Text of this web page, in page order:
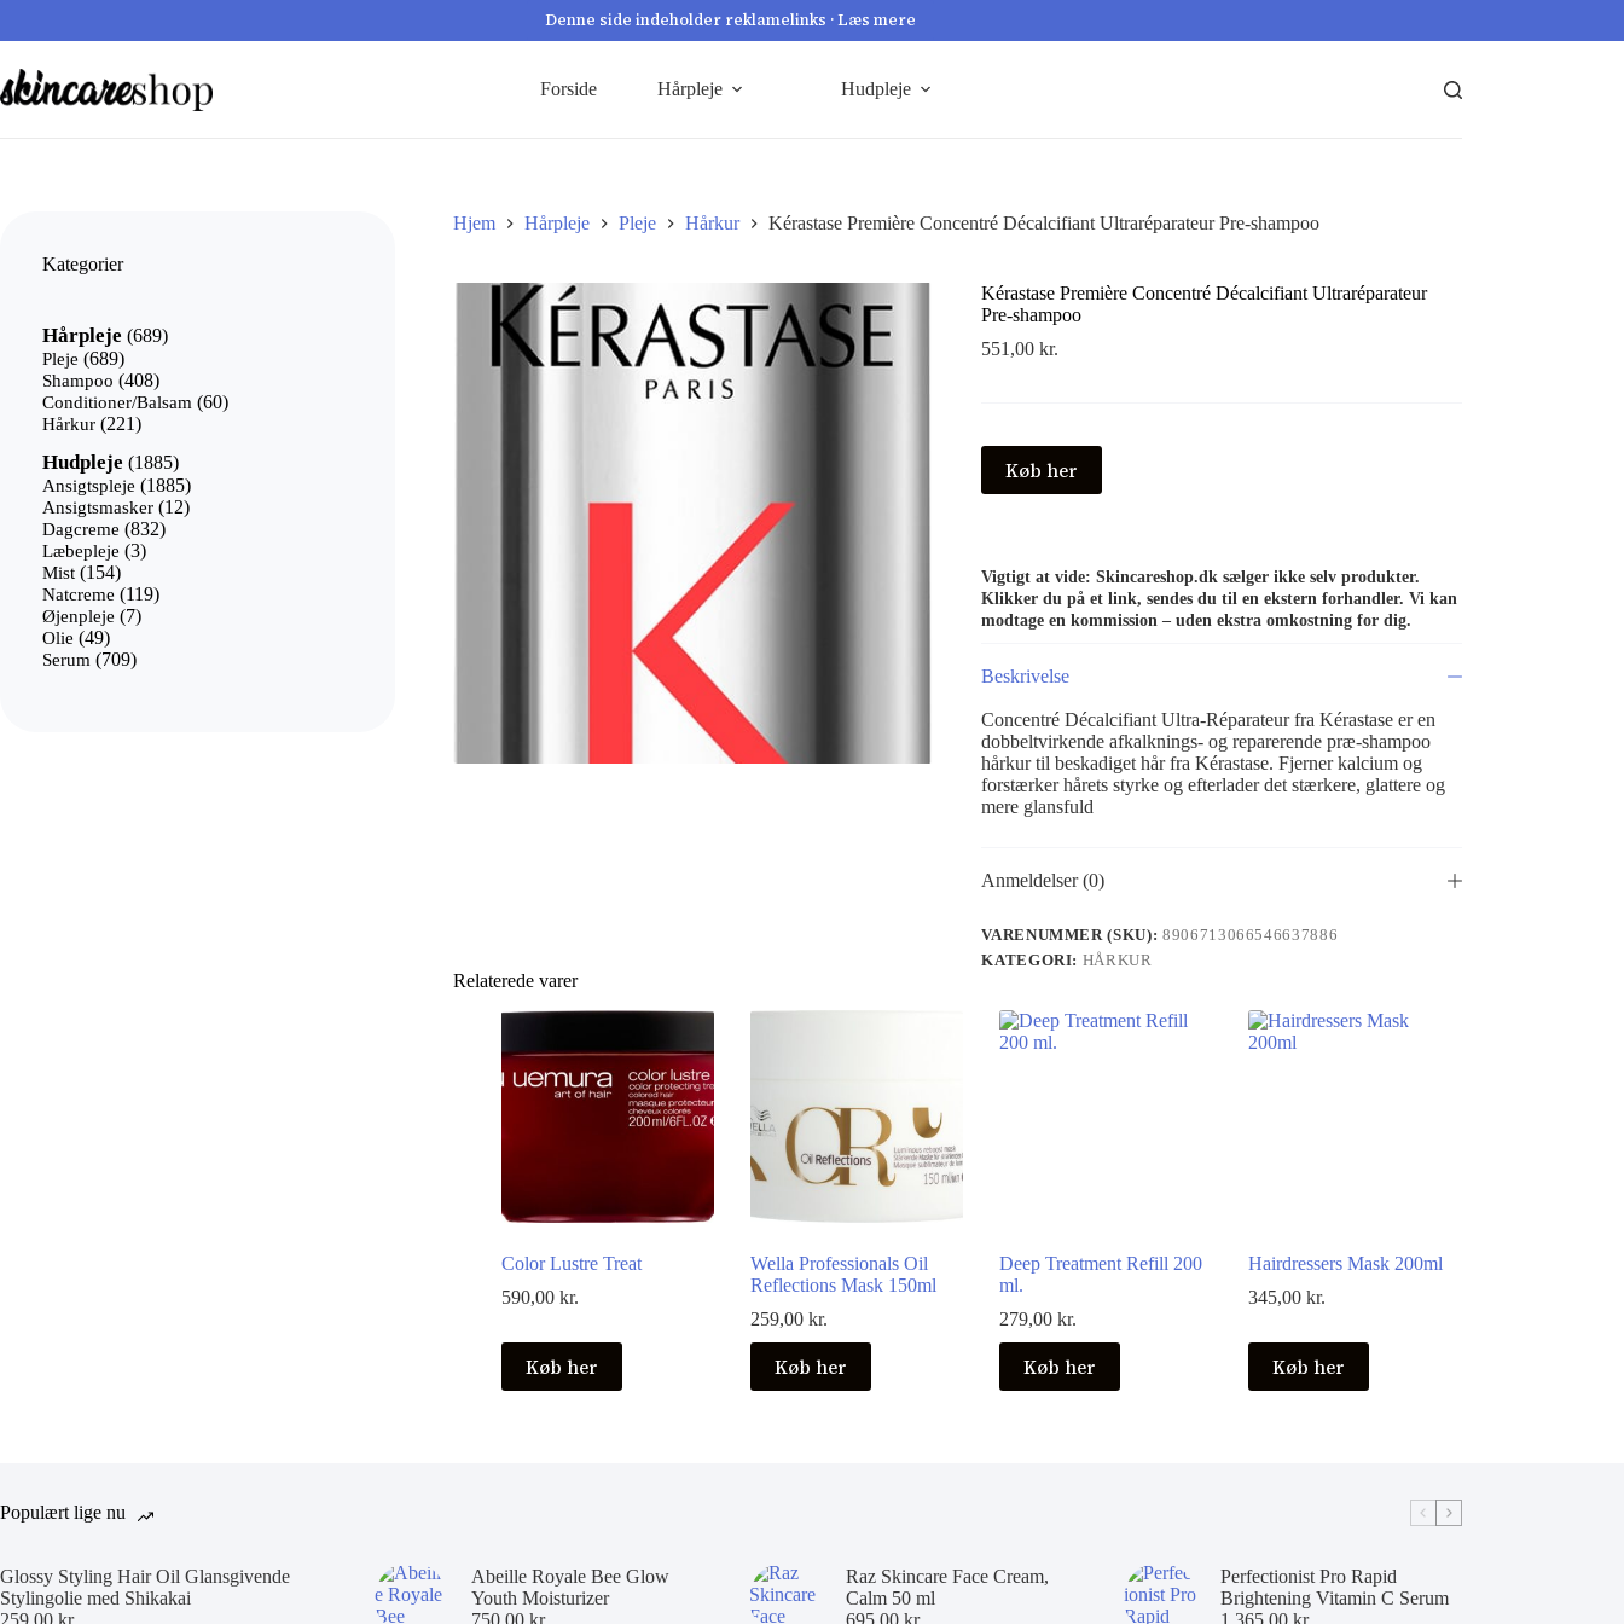
Denne side indeholder reklamelinks · Læs mere
Forside Hårpleje Hudpleje
Hjem Hårpleje Pleje Hårkur Kérastase Première Concentré Décalcifiant Ultraréparateur Pre-shampoo
Kérastase Première Concentré Décalcifiant Ultraréparateur
Pre-shampoo
551,00kr.
Køb her
Vigtigt at vide: Skincareshop.dk sælger ikke selv produkter.
Klikker du på et link, sendes du til en ekstern forhandler. Vi kan
modtage en kommission – uden ekstra omkostning for dig.
Beskrivelse
Concentré Décalcifiant Ultra-Réparateur fra Kérastase er en
dobbeltvirkende afkalknings- og reparerende præ-shampoo
hårkur til beskadiget hår fra Kérastase. Fjerner kalcium og
forstærker hårets styrke og efterlader det stærkere, glattere og
mere glansfuld
Anmeldelser (0)
VARENUMMER (SKU): 8906713066546637886
KATEGORI: HÅRKUR
Relaterede varer
Color Lustre Treat
590,00 kr.
Køb her
Wella Professionals Oil
Reflections Mask 150ml
259,00kr.
Køb her
Deep Treatment Refill 200
ml.
279,00kr.
Køb her
Hairdressers Mask 200ml
345,00kr.
Køb her
Kategorier
Hårpleje 689689
Pleje 689689
varer
Shampoo 408408
varer
Conditioner/Balsam 6060
Hårkur 221221
Hudpleje 18851885
varer
Ansigtspleje 18851885
varer
Ansigtsmasker 1212
Dagcreme 832832
Læbepleje 33
Mist 154154
varer
Natcreme 119119
Øjenpleje 77
Olie 4949
varer
Serum 709709
Populært lige nu
Glossy Styling Hair Oil Glansgivende
Stylingolie med Shikakai
Abeille Royale Bee Glow
Youth Moisturizer
Raz Skincare Face Cream,
Calm 50 ml
Perfectionist Pro Rapid
Brightening Vitamin C Serum